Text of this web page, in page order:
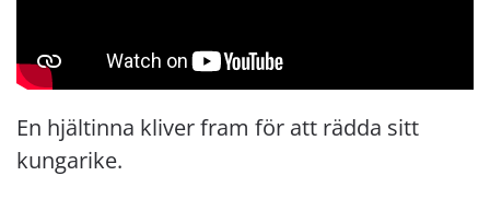
En hjältinna kliver fram för att rädda sitt
kungarike.